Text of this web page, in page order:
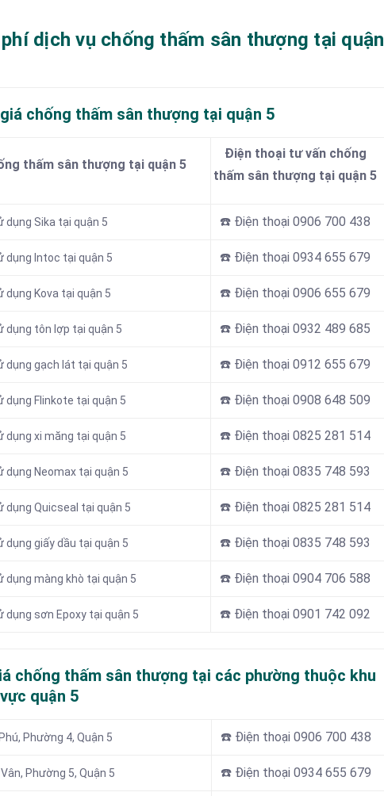
dịch vụ chống thấm sân thượng tại quận
chống thấm sân thượng tại quận 5
thấm sân thượng tại quận 5
Điện thoại tư vấn chống
thấm sân thượng tại quận 5
dụng Sika tại quận 5 ☎️ Điện thoại 0906 700 438
dụng Intoc tại quận 5 ☎️ Điện thoại 0934 655 679
Kova tại quận 5 ☎️ Điện thoại 0906 655 679
dụng tôn lợp tại quận 5 ☎️ Điện thoại 0932 489 685
dụng gạch lát tại quận 5 ☎️ Điện thoại 0912 655 679
dụng Flinkote tại quận 5 ☎️ Điện thoại 0908 648 509
dụng xi măng tại quận 5 ☎️ Điện thoại 0825 281 514
Neomax tại quận 5 ☎️ Điện thoại 0835 748 593
dụng Quicseal tại quận 5 ☎️ Điện thoại 0825 281 514
giấy dầu tại quận 5 ☎️ Điện thoại 0835 748 593
dụng màng khò tại quận 5 ☎️ Điện thoại 0904 706 588
sơn Epoxy tại quận 5 ☎️ Điện thoại 0901 742 092
chống thấm sân thượng tại các phường thuộc khu
vực quận 5
Phường 4, Quận 5 ☎️ Điện thoại 0906 700 438
Phường 5, Quận 5 ☎️ Điện thoại 0934 655 679